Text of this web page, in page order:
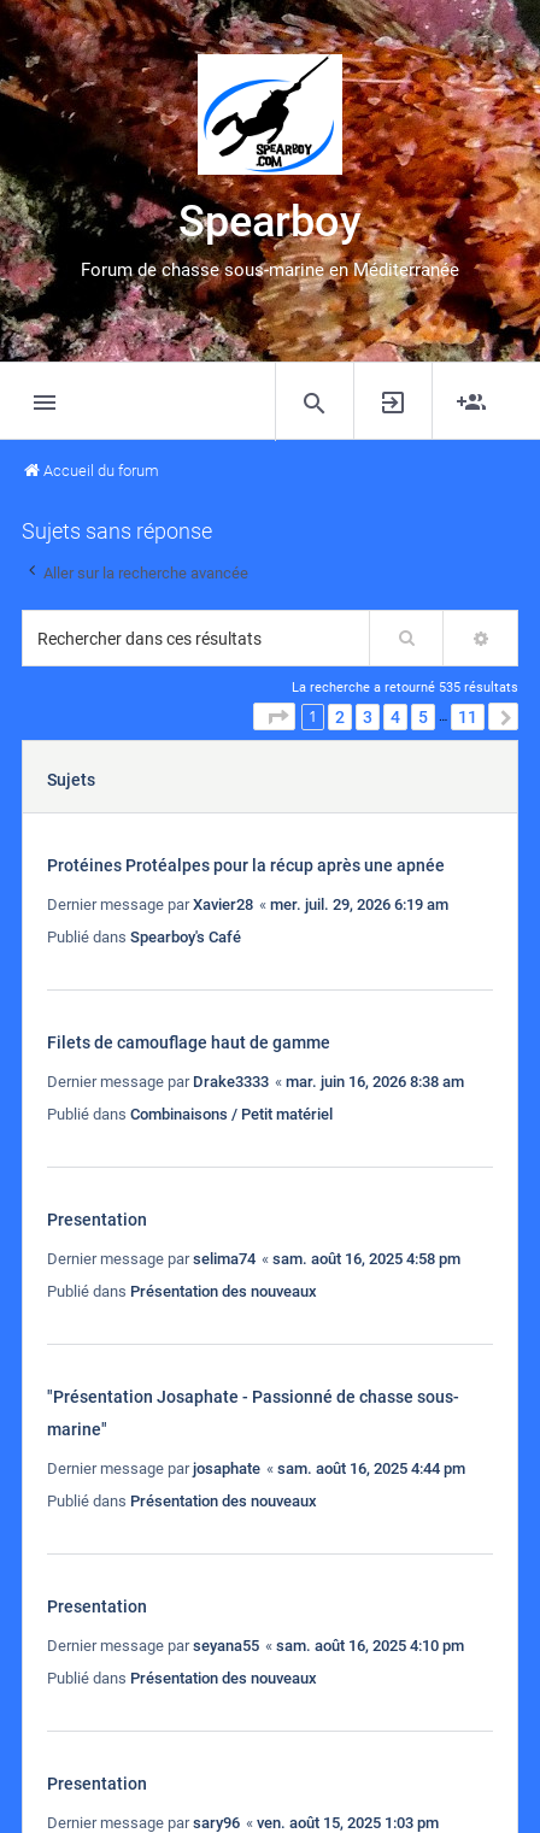
Spearboy
Forum de chasse sous-marine en Méditerranée
Accueil du forum
Sujets sans réponse
Aller sur la recherche avancée
Rechercher
La recherche a retourné 535 résultats
PAGE 1 SUR 11
1 2 3 4 5 … 11
Sujets
Protéines Protéalpes pour la récup après une apnée
Dernier message parXavier28 « mer. juil. 29, 2026 6:19 am
Publié dans Spearboy's Café
Filets de camouflage haut de gamme
Dernier message par Drake3333 « mar. juin 16, 2026 8:38 am
Publié dans Combinaisons / Petit matériel
Presentation
Dernier message parselima74 « sam. août 16, 2025 4:58 pm
Publié dans Présentation des nouveaux
"Présentation Josaphate - Passionné de chasse sous-
marine"
Dernier message parjosaphate « sam. août 16, 2025 4:44 pm
Publié dans Présentation des nouveaux
Presentation
Dernier message parseyana55 « sam. août 16, 2025 4:10 pm
Publié dans Présentation des nouveaux
Presentation
Dernier message parsary96 « ven. août 15, 2025 1:03 pm